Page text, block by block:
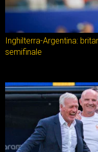
Inghilterra-Argentina:
semifinale